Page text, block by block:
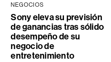
NEGOCIOS
Sony eleva su previsión
de ganancias tras sólido
desempeño de su
negocio de
entretenimiento